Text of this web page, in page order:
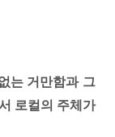
는 거만함과 그
로컬의 주체가